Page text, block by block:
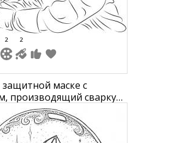
2 2
маске с
производящий сварку